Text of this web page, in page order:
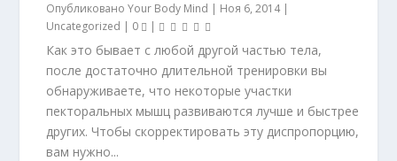
ОпубликованоYour Body Mind | Ноя 6, 2014|
Uncategorized | 0 |
Как это бывает с любой другой частью тела,
после достаточно длительной тренировки вы
обнаруживаете, что некоторые участки
пекторальных мышц развиваются лучше и быстрее
других. Чтобы скорректировать эту диспропорцию,
вам нужно...